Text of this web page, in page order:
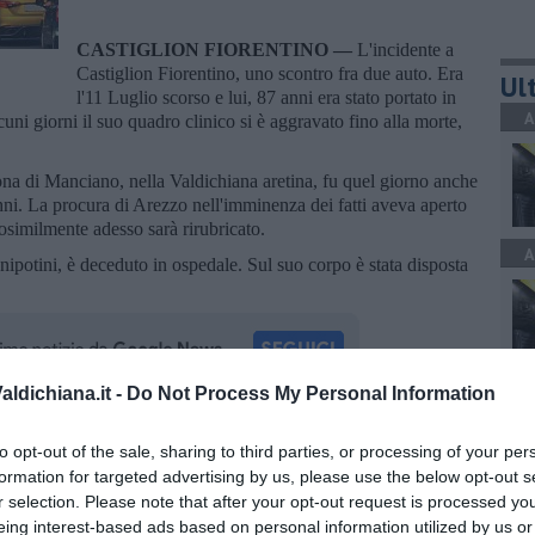
- Do Not Process My Personal Information
opt-out of the sale, sharing to third parties, or processing of your
for targeted advertising by us, please use the below opt-out
selection. Please note that after your opt-out request is processed
interest-based ads based on personal information utilized by us
CASTIGLION FIORENTINO — L'incidente a
Castiglion Fiorentino, uno scontro fra due auto. Era
l'11 Luglio scorso e lui, 87 anni era stato portato in
giorni il suo quadro clinico si è aggravato fino alla morte,
di Manciano, nella Valdichiana aretina, fu quel giorno anche
La procura di Arezzo nell'imminenza dei fatti aveva aperto
adesso sarà rirubricato.
è deceduto in ospedale. Sul suo corpo è stata disposta
iscriviti allaNewsletter QUInews - ToscanaMedia.
nella tua casella di posta.